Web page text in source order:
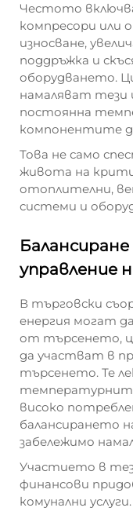
Честото
компресори или
износване,
поддръжка и
оборудването.
намаляват тези
постоянна
компонентите
Това не само
живота на
отоплителни,
системи и
управление
В търговски
енергия могат
от търсенето,
да участват в
търсенето. Те
високо
балансирането
забележимо
Участието в
финансови
комунални услуги.